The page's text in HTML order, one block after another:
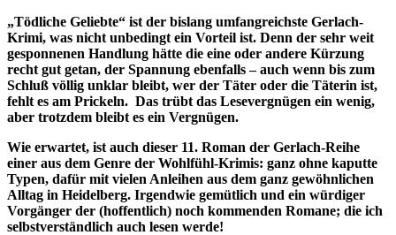
„Tödliche Geliebte“ ist der bislang umfangreichste Gerlach-
Krimi, was nicht unbedingt ein Vorteil ist. Denn der sehr weit
gesponnenen Handlung hätte die eine oder andere Kürzung
recht gut getan, der Spannung ebenfalls – auch wenn bis zum
Schluß völlig unklar bleibt, wer der Täter oder die Täterin ist,
fehlt es am Prickeln. Das trübt das Lesevergnügen ein wenig,
aber trotzdem bleibt es ein Vergnügen.
Wie erwartet, ist auch dieser 11. Roman der Gerlach-Reihe
einer aus dem Genre der Wohlfühl-Krimis: ganz ohne kaputte
Typen, dafür mit vielen Anleihen aus dem ganz gewöhnlichen
Alltag in Heidelberg. Irgendwie gemütlich und ein würdiger
Vorgänger der (hoffentlich) noch kommenden Romane; die ich
selbstverständlich auch lesen werde!